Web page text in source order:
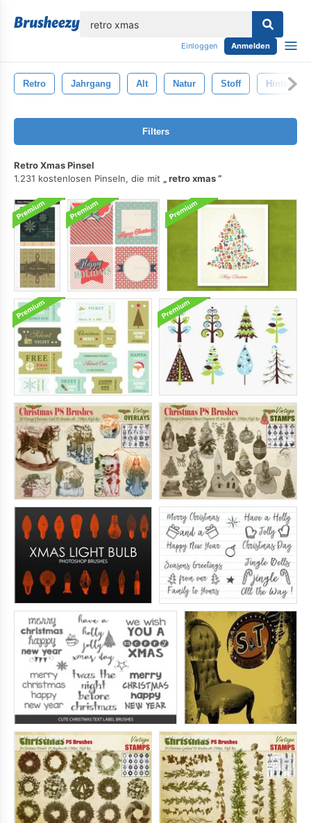
Einloggen Anmelden
Retro Jahrgang Alt Natur Stoff
Filters
Retro Xmas Pinsel
1.231 kostenlosen Pinseln, die mit
retro xmas